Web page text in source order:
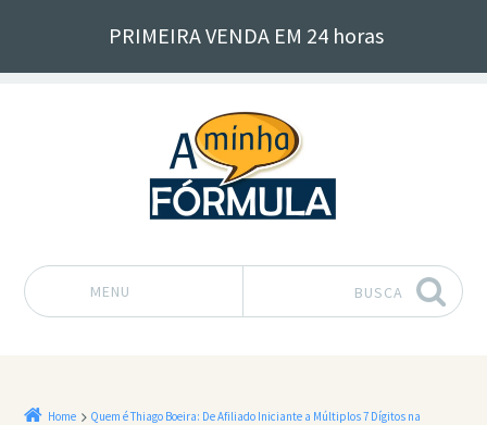
PRIMEIRA VENDA EM 24 horas
MENU BUSCA
Home
Quem é Thiago Boeira: De Afiliado Iniciante a Múltiplos 7 Dígitos na